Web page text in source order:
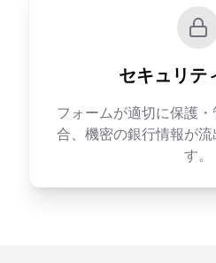
セキュリテ
フォームが適切に保護
合、機密の銀行情報が
す。